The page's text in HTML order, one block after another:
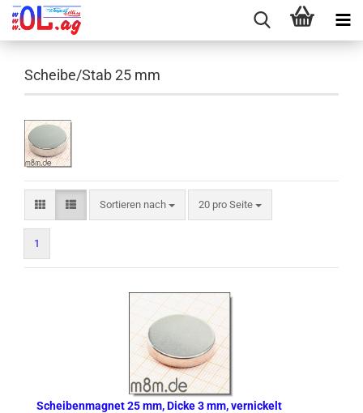
Scheibe/Stab 25 mm
Sortieren nach
Sortieren nach 20 pro Seite
pro Seite
1
Schei­ben­ma­gnet 25 mm, Dicke 3 mm, ver­ni­ckelt